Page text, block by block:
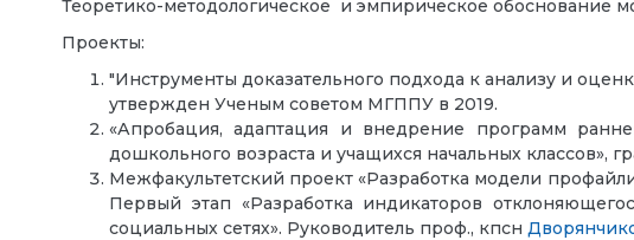
Теоретико-методологическое и эмпирическое обоснование
Проекты:
"Инструменты доказательного подхода к анализу и
утвержден Ученым советом МГППУ в 2019.
«Апробация, адаптация и внедрение программ
дошкольного возраста и учащихся начальных классов»,
Межфакультетский проект «Разработка модели
Первый этап «Разработка индикаторов
социальных сетях». Руководитель проф., кпсн